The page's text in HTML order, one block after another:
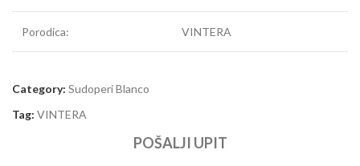
Porodica: VINTERA
Category: Sudoperi Blanco
Tag: VINTERA
POŠALJI UPIT